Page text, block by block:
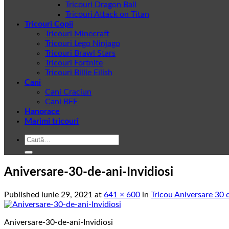
Tricouri Dragon Ball
Tricouri Attack on Titan
Tricouri Copii
Tricouri Minecraft
Tricouri Lego Ninjago
Tricouri Brawl Stars
Tricouri Fortnite
Tricouri Billie Eilish
Cani
Cani Craciun
Cani BFF
Hanorace
Marimi tricouri
Caută
Aniversare-30-de-ani-Invidiosi
Published iunie 29, 2021 at 641 × 600 in Tricou Aniversare 30
Aniversare-30-de-ani-Invidiosi